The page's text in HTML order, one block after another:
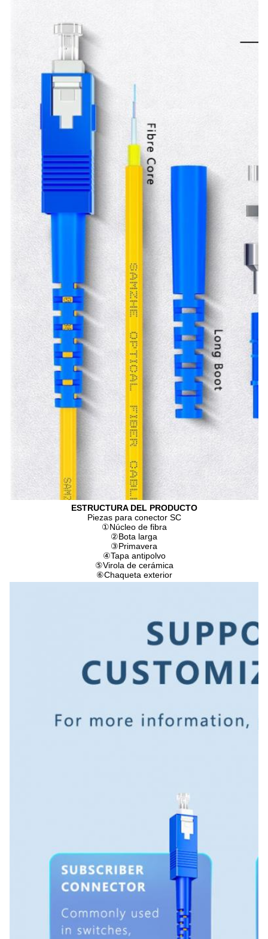
ESTRUCTURA DEL PRODUCTO
Piezas para conector SC
①Núcleo de fibra
②Bota larga
③Primavera
④Tapa antipolvo
⑤Virola de cerámica
⑥Chaqueta exterior